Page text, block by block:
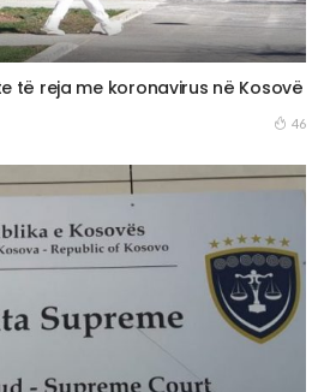
të reja me koronavirus në Kosovë
46